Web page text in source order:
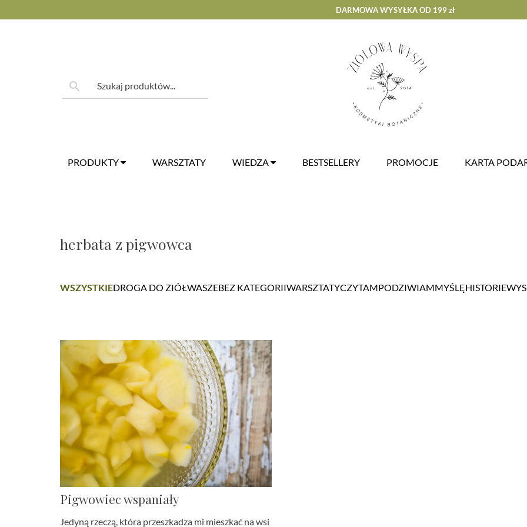
to
DARMOWA WYSYŁKA OD 199 zł
search
PRODUKTY WARSZTATY WIEDZA BESTSELLERY PROMOCJE KARTA
herbata z pigwowca
WSZYSTKIEDROGA DO ZIÓŁWASZEBEZ KATEGORIIWARSZTATYCZYTAMPODZIWIAMMYŚLĘHISTORIE
Pigwowiec wspaniały
Jedyną rzeczą, która przeszkadza mi mieszkać na wsi